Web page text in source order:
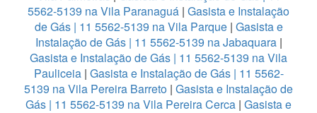
5562-5139 na Vila Paranaguá | Gasista e Instalação
de Gás | 11 5562-5139 na Vila Parque| Gasista e
Instalação de Gás | 11 5562-5139 na Jabaquara|
Gasista e Instalação de Gás | 11 5562-5139 na Vila
Pauliceia| Gasista e Instalação de Gás | 11 5562-
5139 na Vila Pereira Barreto | Gasista e Instalação de
Gás | 11 5562-5139 na Vila Pereira Cerca | Gasista e